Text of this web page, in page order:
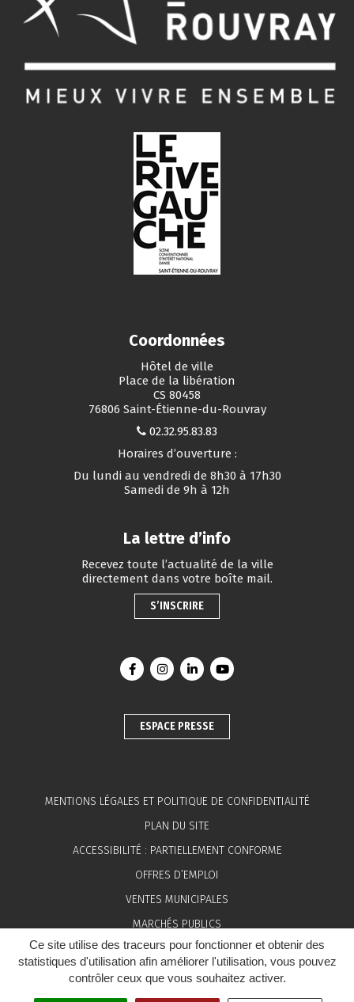
Ce site utilise des traceurs pour fonctionner et obtenir des
statistiques d'utilisation afin améliorer l'utilisation, vous pouvez
contrôler ceux que vous souhaitez activer.
Coordonnées
Hôtel de ville
Place de la libération
CS 80458
76806 Saint-Étienne-du-Rouvray
02.32.95.83.83
Horaires d’ouverture :
Du lundi au vendredi de 8h30 à 17h30
Samedi de 9h à 12h
La lettre d’info
Recevez toute l’actualité de la ville
directement dans votre boîte mail.
S’INSCRIRE
Lien vers le compte Facebook
Lien vers le compte Instagram
Lien vers le compte Linkedin
Lien vers la chaîne
ESPACE PRESSE
MENTIONS LÉGALES ET POLITIQUE DE CONFIDENTIALITÉ
PLAN DU SITE
ACCESSIBILITÉ : PARTIELLEMENT CONFORME
OFFRES D’EMPLOI
VENTES MUNICIPALES
MARCHÉS PUBLICS
ESPACE PRESSE